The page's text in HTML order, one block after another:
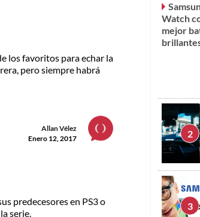
los favoritos para echar la
pero siempre habrá
Allan Vélez
Enero 12, 2017
predecesores en PS3 o
serie.
Watch
mejor